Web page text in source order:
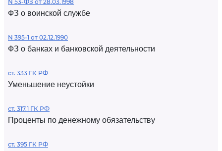
N 53-ФЗ от 28.03.1998
ФЗ о воинской службе
N 395-1 от 02.12.1990
ФЗ о банках и банковской деятельности
ст. 333 ГК РФ
Уменьшение неустойки
ст. 317.1 ГК РФ
Проценты по денежному обязательству
ст. 395 ГК РФ